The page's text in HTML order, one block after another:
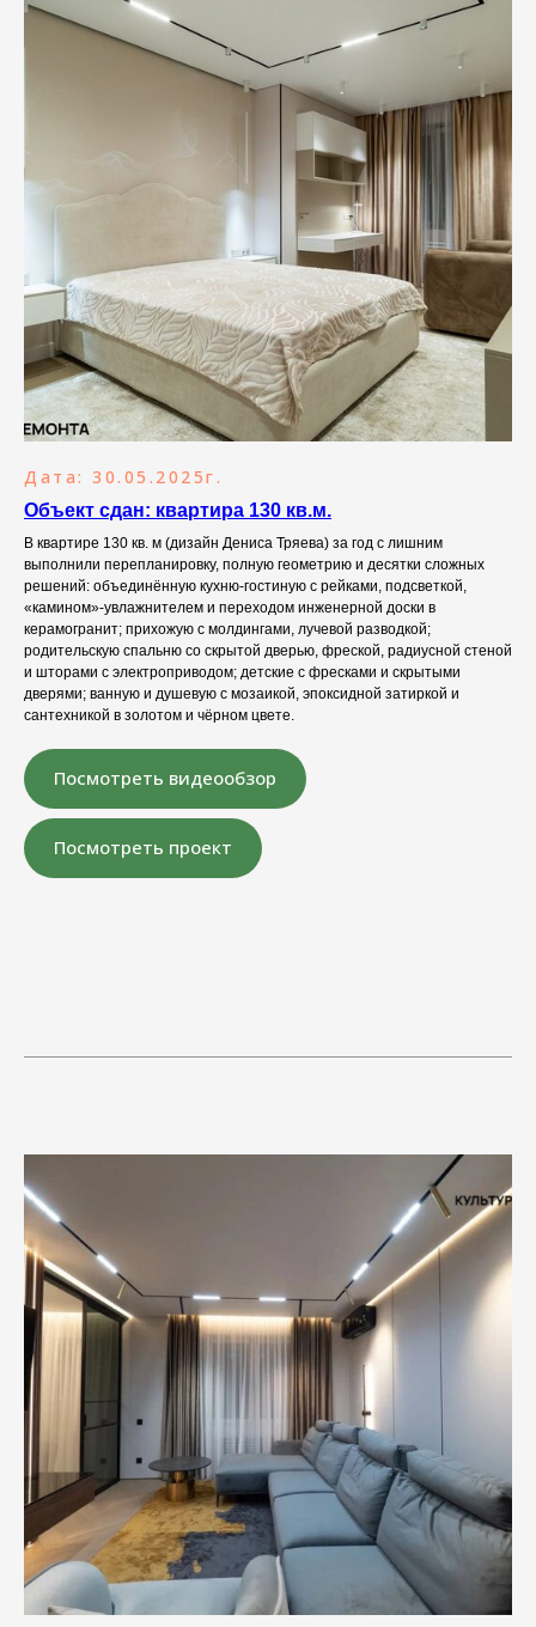
Дата: 30.05.2025г.
Объект сдан: квартира 130 кв.м.
В квартире 130 кв. м (дизайн Дениса Тряева) за год с лишним
выполнили перепланировку, полную геометрию и десятки сложных
решений: объединённую кухню-гостиную с рейками, подсветкой,
«камином»-увлажнителем и переходом инженерной доски в
керамогранит; прихожую с молдингами, лучевой разводкой;
родительскую спальню со скрытой дверью, фреской, радиусной стеной
и шторами с электроприводом; детские с фресками и скрытыми
дверями; ванную и душевую с мозаикой, эпоксидной затиркой и
сантехникой в золотом и чёрном цвете.
Посмотреть видеообзор
Посмотреть проект